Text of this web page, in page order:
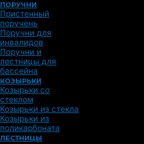
ПОРУЧНИ
Пристенный
поручень
Поручни для
инвалидов
Поручни и
лестницы для
бассейна
КОЗЫРЬКИ
Козырьки со
стеклом
Козырьки из стекла
Козырьки из
поликарбоната
ЛЕСТНИЦЫ